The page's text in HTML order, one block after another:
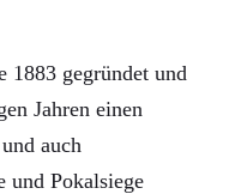
1883 gegründet und
Jahren einen
auch
und Pokalsiege